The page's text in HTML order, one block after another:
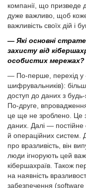
компанії, що призведе
дуже важливо, щоб
важливість своїх дій і
— Які основні
захисту від
особистих мережах?
— По-перше, перехід у
шифрувальників):
доступ до даних з будь-
По-друге,
це ще не зроблено. Це
даних. Далі —
й операційних систем.
про вразливість, він
люди ігнорують цей
кібершахраїв. Також
на наявність
забезпечення (software